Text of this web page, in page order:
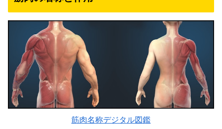
筋肉名称デジタル図鑑